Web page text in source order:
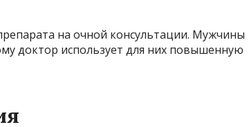
на очной консультации. Мужчины
доктор использует для них повышенную